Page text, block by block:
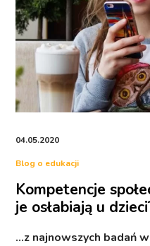
04.05.2020
Blog o edukacji
Kompetencje
je osłabiają u
…z najnowszych badań